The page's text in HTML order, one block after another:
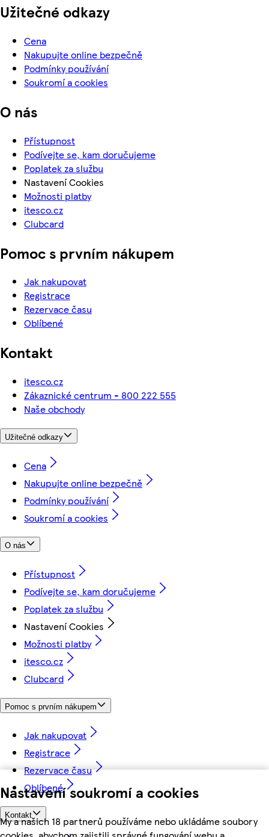
Nastavení soukromí a cookies
My a našich 18 partnerů používáme nebo ukládáme soubory
Užitečné odkazy
Cena
Nakupujte online bezpečně
Podmínky používání
Soukromí a cookies
O nás
Přístupnost
Podívejte se, kam doručujeme
Poplatek za službu
Nastavení Cookies
Možnosti platby
itesco.cz
Clubcard
Pomoc s prvním nákupem
Jak nakupovat
Registrace
Rezervace času
Oblíbené
Kontakt
itesco.cz
Zákaznické centrum - 800 222 555
Naše obchody
Užitečné odkazy
Cena
Nakupujte online bezpečně
Podmínky používání
Soukromí a cookies
O nás
Přístupnost
Podívejte se, kam doručujeme
Poplatek za službu
Nastavení Cookies
Možnosti platby
itesco.cz
Clubcard
Pomoc s prvním nákupem
Jak nakupovat
Registrace
Rezervace času
Oblíbené
Kontakt